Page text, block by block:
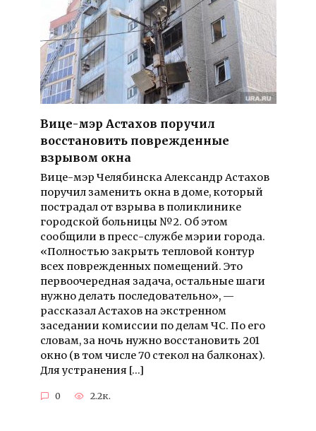
Вице-мэр Астахов поручил
восстановить поврежденные
взрывом окна
Вице-мэр Челябинска Александр Астахов
поручил заменить окна в доме, который
пострадал от взрыва в поликлинике
городской больницы №2. Об этом
сообщили в пресс-службе мэрии города.
«Полностью закрыть тепловой контур
всех поврежденных помещений. Это
первоочередная задача, остальные шаги
нужно делать последовательно», —
рассказал Астахов на экстренном
заседании комиссии по делам ЧС. По его
словам, за ночь нужно восстановить 201
окно (в том числе 70 стекол на балконах).
Для устранения […]
0 2.2к.